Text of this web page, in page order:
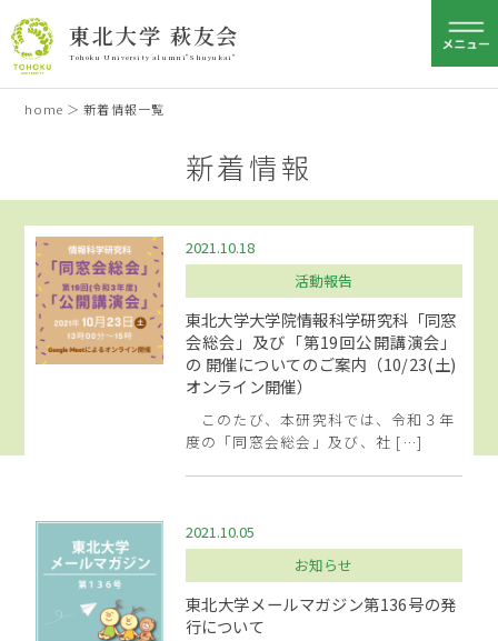
東北大学 萩友会
Tohoku University alumni"Shuyukai"
home ＞新着情報一覧
新着情報
2021.10.18
活動報告
東北大学大学院情報科学研究科「同窓
会総会」及び「第19回公開講演会」
の 開催についてのご案内（10/23(土)
オンライン開催）
このたび、本研究科では、令和３年
度の「同窓会総会」及び、社 […]
2021.10.05
お知らせ
東北大学メールマガジン第136号の発
行について